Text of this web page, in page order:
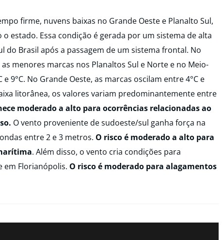
firme, nuvens baixas no Grande Oeste e Planalto Sul,
estado. Essa condição é gerada por um sistema de alta
do Brasil após a passagem de um sistema frontal. No
menores marcas nos Planaltos Sul e Norte e no Meio-
9°C. No Grande Oeste, as marcas oscilam entre 4°C e
litorânea, os valores variam predominantemente entre
moderado a alto para ocorrências relacionadas ao
O vento proveniente de sudoeste/sul ganha força na
entre 2 e 3 metros. O risco é moderado a alto para
. Além disso, o vento cria condições para
em Florianópolis. O risco é moderado para alagamentos